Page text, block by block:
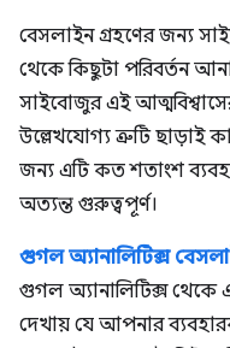
বেসলাইন গ্রহণের জন্য
থেকে কিছুটা পরিবর্তন
সাইবোজুর এই
উল্লেখযোগ্য ত্রুটি ছাড়াই
জন্য এটি কত শতাংশ
অত্যন্ত গুরুত্বপূর্ণ।
গুগল অ্যানালিটিক্স
গুগল অ্যানালিটিক্স থেকে
দেখায় যে আপনার